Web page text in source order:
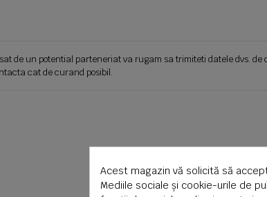
de un potential parteneriat va rugam sa trimiteti datele dvs. de
cat de curand posibil.
Acest magazin vă solicită să
Mediile sociale și cookie-urile de